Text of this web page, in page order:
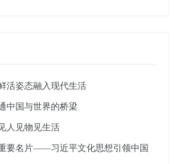
活姿态融入现代生活
中国与世界的桥梁
人见物见生活
要名片——习近平文化思想引领中国